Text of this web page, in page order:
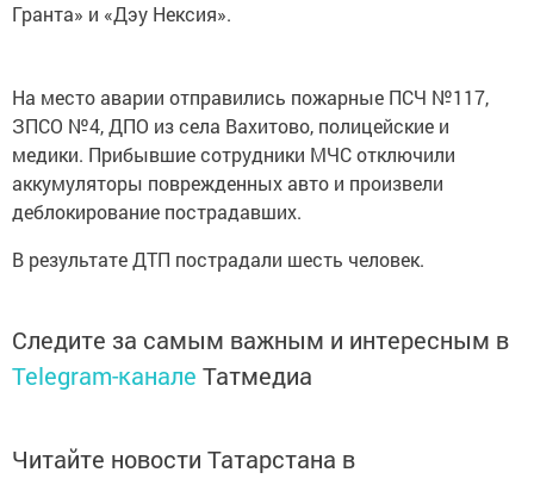
Гранта» и «Дэу Нексия».
На место аварии отправились пожарные ПСЧ №117,
ЗПСО №4, ДПО из села Вахитово, полицейские и
медики. Прибывшие сотрудники МЧС отключили
аккумуляторы поврежденных авто и произвели
деблокирование пострадавших.
В результате ДТП пострадали шесть человек.
Следите за самым важным и интересным в
Telegram-канале Татмедиа
Читайте новости Татарстана в